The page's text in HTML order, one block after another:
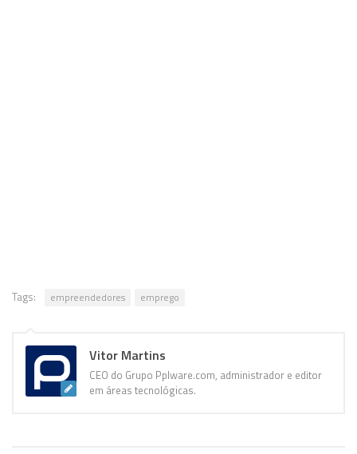
Tags: empreendedores emprego
Vitor Martins
CEO do Grupo Pplware.com, administrador e editor
em áreas tecnológicas.